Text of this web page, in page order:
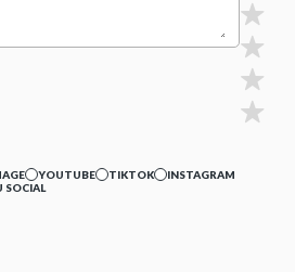
YOUTUBE TIKTOK
INSTAGRAM
SOCIAL